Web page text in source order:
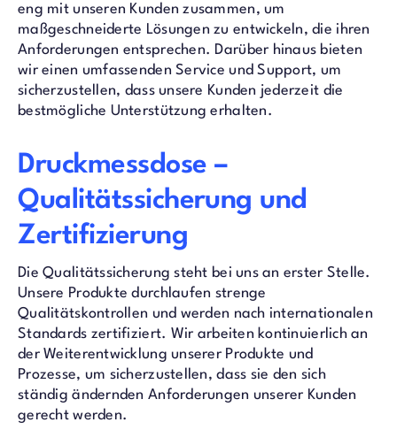
eng mit unseren Kunden zusammen, um
maßgeschneiderte Lösungen zu entwickeln, die ihren
Anforderungen entsprechen. Darüber hinaus bieten
wir einen umfassenden Service und Support, um
sicherzustellen, dass unsere Kunden jederzeit die
bestmögliche Unterstützung erhalten.
Druckmessdose –
Qualitätssicherung und
Zertifizierung
Die Qualitätssicherung steht bei uns an erster Stelle.
Unsere Produkte durchlaufen strenge
Qualitätskontrollen und werden nach internationalen
Standards zertifiziert. Wir arbeiten kontinuierlich an
der Weiterentwicklung unserer Produkte und
Prozesse, um sicherzustellen, dass sie den sich
ständig ändernden Anforderungen unserer Kunden
gerecht werden.